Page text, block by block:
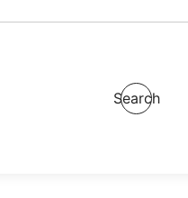
Search